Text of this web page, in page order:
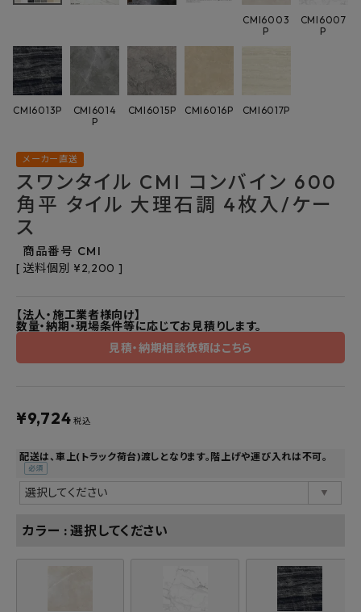
メーカーから選ぶ
よくあるご質問
お問い合わせ
メルマガ登録
プライバシーポリシー
CMI6003
P
CMI6007
P
CMI6013P
CMI6014
P
CMI6015P CMI6016P CMI6017P
メーカー直送
スワンタイル CMI コンバイン 600
角平 タイル 大理石調 4枚入/ケー
ス
商品番号 CMI
送料個別 ¥2,200
【法人・施工業者様向け】
数量・納期・現場条件等に応じてお見積りします。
見積・納期相談依頼はこちら
¥9,724 税込
配送は、車上(トラック荷台)渡しとなります。階上げや運び入れは不可。
(必
須)
カラー 選択してください